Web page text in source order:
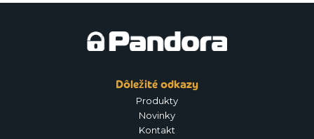
Dôležité odkazy
Produkty
Novinky
Kontakt